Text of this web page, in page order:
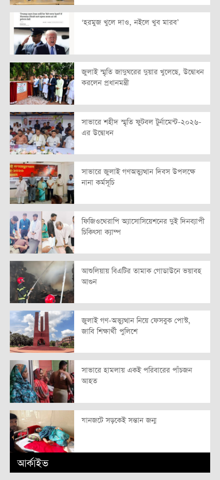
‘হরমুজ খুলে দাও, নইলে খুব মারব’
জুলাই স্মৃতি জাদুঘরের দুয়ার খুলেছে, উদ্বোধন
করলেন প্রধানমন্ত্রী
সাভারে শহীদ স্মৃতি ফুটবল টুর্নামেন্ট-২০২৬-
এর উদ্বোধন
সাভারে জুলাই গণঅভ্যুত্থান দিবস উপলক্ষে
নানা কর্মসূচি
ফিজিওথেরাপি অ্যাসোসিয়েশনের দুই দিনব্যাপী
চিকিৎসা ক্যাম্প
আশুলিয়ায় বিএটির তামাক গোডাউনে ভয়াবহ
আগুন
জুলাই গণ-অভ্যুত্থান নিয়ে ফেসবুক পোস্ট,
জাবি শিক্ষার্থী পুলিশে
সাভারে হামলায় একই পরিবারের পাঁচজন
আহত
যানজটে সড়কেই সন্তান জন্ম
আর্কাইভ